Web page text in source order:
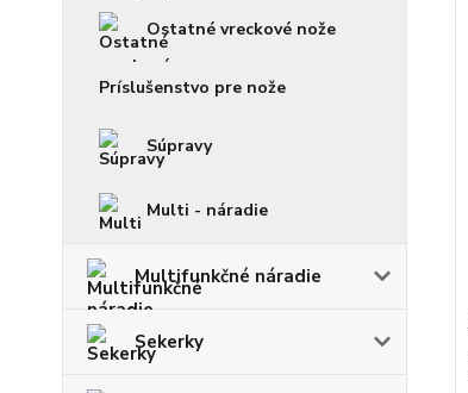
Ostatné vreckové nože
Príslušenstvo pre nože
Súpravy
Multi - náradie
Multifunkčné náradie
Sekerky